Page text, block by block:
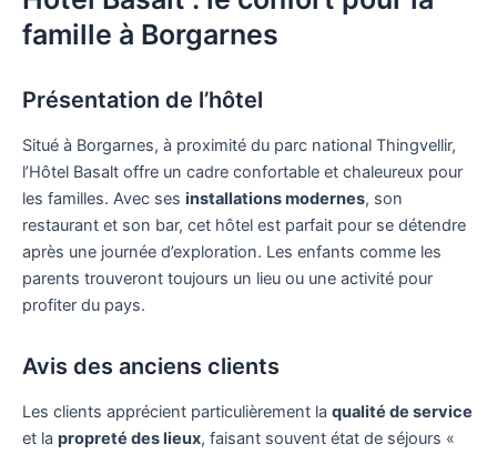
famille à Borgarnes
Présentation de l’hôtel
Situé à Borgarnes, à proximité du parc national Thingvellir,
l’Hôtel Basalt offre un cadre confortable et chaleureux pour
les familles. Avec ses installations modernes, son
restaurant et son bar, cet hôtel est parfait pour se détendre
après une journée d’exploration. Les enfants comme les
parents trouveront toujours un lieu ou une activité pour
profiter du pays.
Avis des anciens clients
Les clients apprécient particulièrement la qualité de service
et la propreté des lieux, faisant souvent état de séjours «